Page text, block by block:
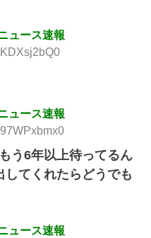
ュース速報
ュース速報
う6年以上待ってるん
てくれたらどうでも
ュース速報